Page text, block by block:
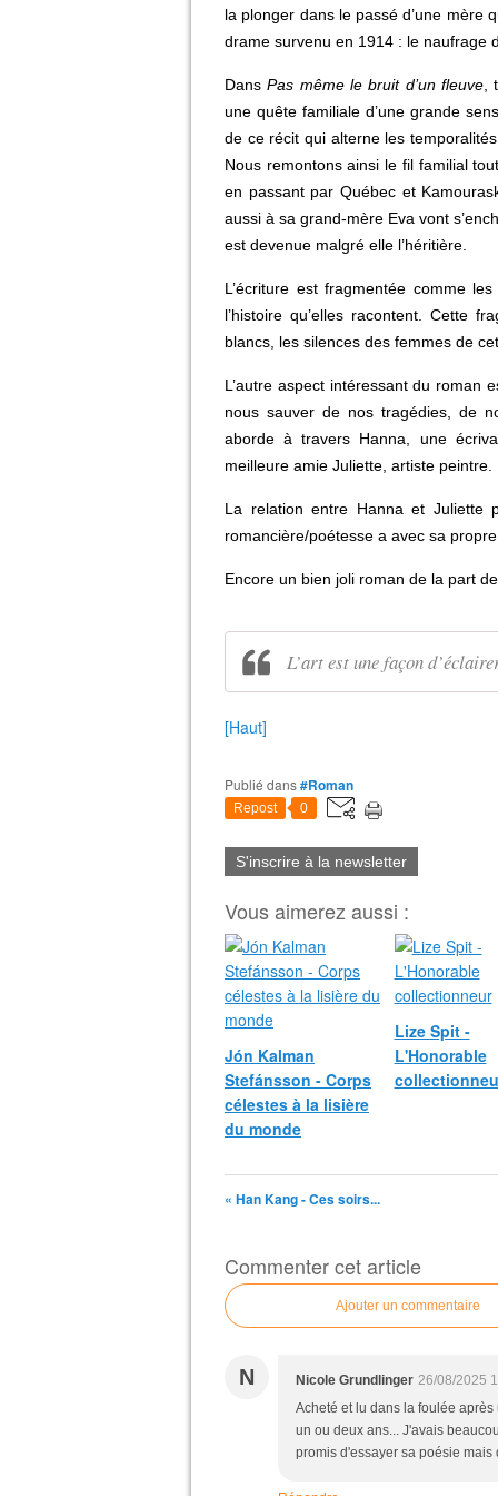
la plonger dans le passé d’une mère
drame survenu en 1914 : le naufrage
DansPas même le bruit d’un fleuve
une quête familiale d’une grande
de ce récit qui alterne les
Nous remontons ainsi le fil familial
en passant par Québec et
aussi à sa grand-mère Eva vont
est devenue malgré elle l’héritière.
L’écriture est fragmentée comme
l’histoire qu’elles racontent. Cette
blancs, les silences des femmes de
L’autre aspect intéressant du roman
nous sauver de nos tragédies, de
aborde à travers Hanna, une
meilleure amie Juliette, artiste peintre.
La relation entre Hanna et Juliette
romancière/poétesse a avec sa
Encore un bien joli roman de la part
L’art est une façon
[Haut]
Publié dans#Roman
Repost 0
S'inscrire à la newsletter
Vous aimerez aussi :
Jón Kalman
Stefánsson - Corps
célestes à la lisière
du monde
Lize Spit -
L'Honorable
« Han Kang - Ces soirs...
Commenter cet article
Ajouter un commentaire
N Nicole Grundlinger 26/08/2025
Acheté et lu dans la foulée
un ou deux ans... J'avais
promis d'essayer sa poésie